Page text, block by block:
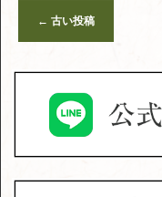
← 古い投稿